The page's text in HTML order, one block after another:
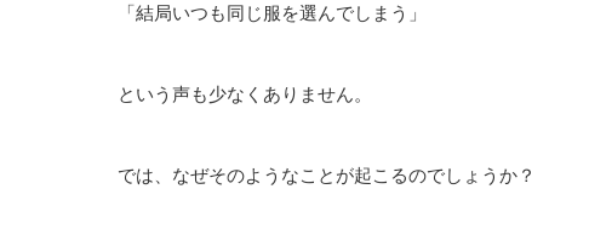
「結局いつも同じ服を選んでしまう」
という声も少なくありません。
では、なぜそのようなことが起こるのでしょうか？